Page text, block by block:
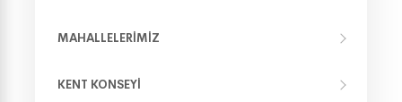
MAHALLELERIMIZ
KENT KONSEYI